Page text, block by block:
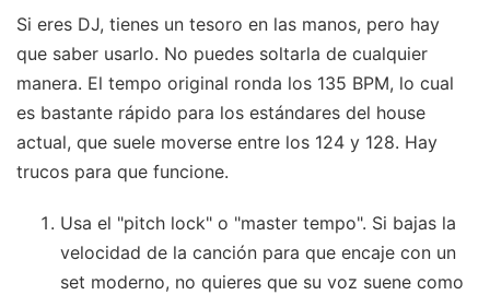
Si eres DJ, tienes un tesoro en las manos, pero hay
que saber usarlo. No puedes soltarla de cualquier
manera. El tempo original ronda los 135 BPM, lo cual
es bastante rápido para los estándares del house
actual, que suele moverse entre los 124 y 128. Hay
trucos para que funcione.
Usa el "pitch lock" o "master tempo". Si bajas la
velocidad de la canción para que encaje con un
set moderno, no quieres que su voz suene como